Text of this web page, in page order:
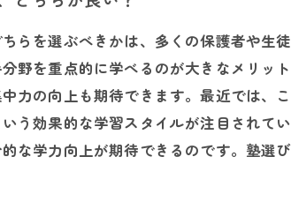
らを選ぶべきかは、多くの保護者や生
野を重点的に学べるのが大きなメリッ
力の向上も期待できます。最近では、
う効果的な学習スタイルが注目され
な学力向上が期待できるのです。塾選